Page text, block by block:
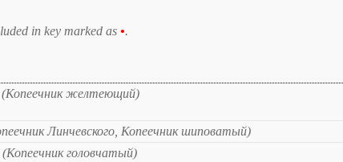
in key marked as •.
(Копеечник желтеющий)
Линчевского, Копеечник шиповатый)
(Копеечник головчатый)